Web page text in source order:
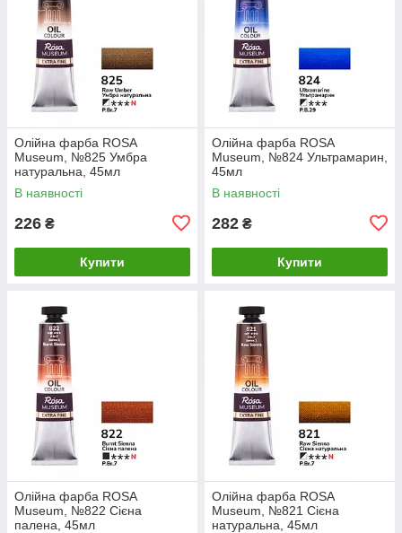
Олійна фарба ROSA
Museum, №825 Умбра
натуральна, 45мл
В наявності
226 ₴
Купити
Олійна фарба ROSA
Museum, №824 Ультрамарин,
45мл
В наявності
282 ₴
Купити
Олійна фарба ROSA
Museum, №822 Сієна
палена, 45мл
Олійна фарба ROSA
Museum, №821 Сієна
натуральна, 45мл